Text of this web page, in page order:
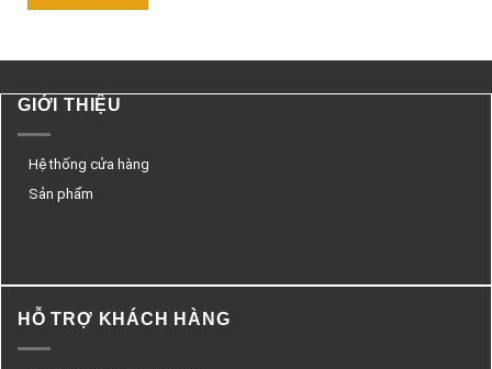
GIỚI THIỆU
Hệ thống cửa hàng
Sản phẩm
HỖ TRỢ KHÁCH HÀNG